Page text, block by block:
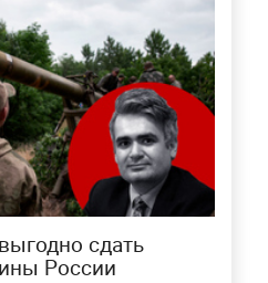
сдать
России